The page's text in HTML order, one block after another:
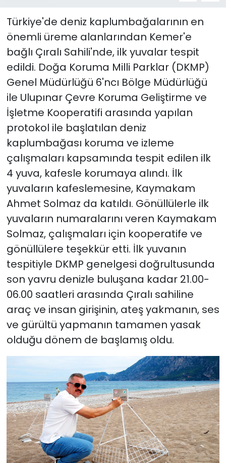
Türkiye'de deniz kaplumbağalarının en
önemli üreme alanlarından Kemer'e
bağlı Çıralı Sahili'nde, ilk yuvalar tespit
edildi. Doğa Koruma Milli Parklar (DKMP)
Genel Müdürlüğü 6'ncı Bölge Müdürlüğü
ile Ulupınar Çevre Koruma Geliştirme ve
İşletme Kooperatifi arasında yapılan
protokol ile başlatılan deniz
kaplumbağası koruma ve izleme
çalışmaları kapsamında tespit edilen ilk
4 yuva, kafesle korumaya alındı. İlk
yuvaların kafeslemesine, Kaymakam
Ahmet Solmaz da katıldı. Gönüllülerle ilk
yuvaların numaralarını veren Kaymakam
Solmaz, çalışmaları için kooperatife ve
gönüllülere teşekkür etti. İlk yuvanın
tespitiyle DKMP genelgesi doğrultusunda
son yavru denizle buluşana kadar 21.00-
06.00 saatleri arasında Çıralı sahiline
araç ve insan girişinin, ateş yakmanın, ses
ve gürültü yapmanın tamamen yasak
olduğu dönem de başlamış oldu.